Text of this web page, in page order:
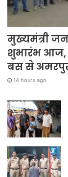
मुख्यमंत्री
शुभारंभ आज,
बस से
14 hours ago